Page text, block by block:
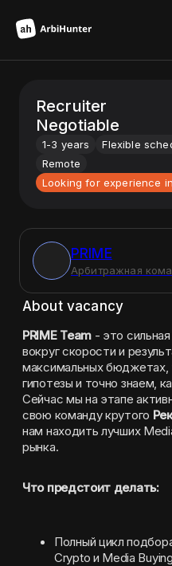
Recruiter
Negotiable
1-3 years Flexible
Remote
Looking for experience
PRIME
Арбитражная
About vacancy
PRIME Team - это
вокруг скорости и
максимальных
гипотезы и точно знаем,
Сейчас мы на этапе
свою команду крутого
нам находить лучших
рынка.
Что предстоит делать:
Полный цикл
Crypto и Media